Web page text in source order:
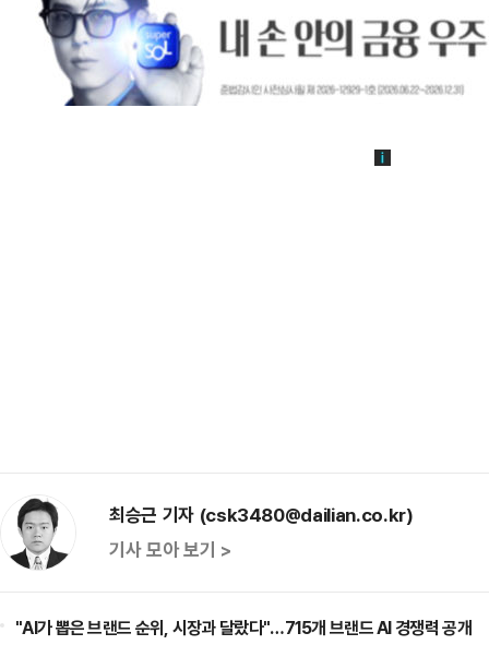
최승근 기자 (csk3480@dailian.co.kr)
기사 모아 보기 >
"AI가 뽑은 브랜드 순위, 시장과 달랐다"…715개 브랜드 AI 경쟁력 공개